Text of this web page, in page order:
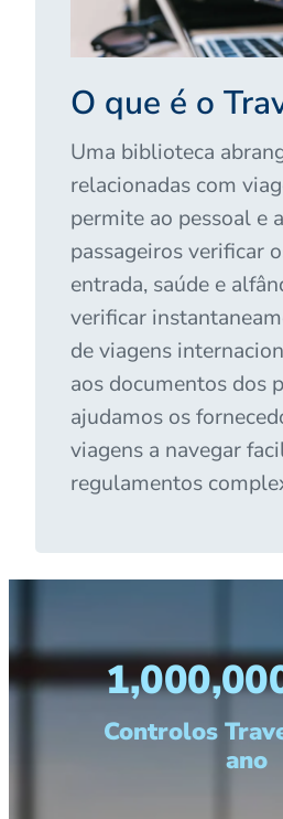
O que é o
Uma biblioteca
relacionadas com
permite ao pessoal e
passageiros verificar
entrada, saúde e
verificar
de viagens
aos documentos dos
ajudamos os
viagens a navegar
regulamentos
Controlos
ano